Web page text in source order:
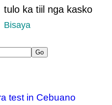
tulo ka tiil nga kasko
Bisaya
test in Cebuano